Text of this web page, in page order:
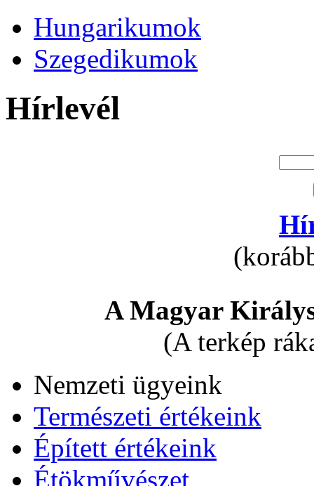
Hungarikumok
Szegedikumok
Hírlevél
A Magyar
(A terkép
Nemzeti ügyeink
Természeti értékeink
Épített értékeink
Étökművészet